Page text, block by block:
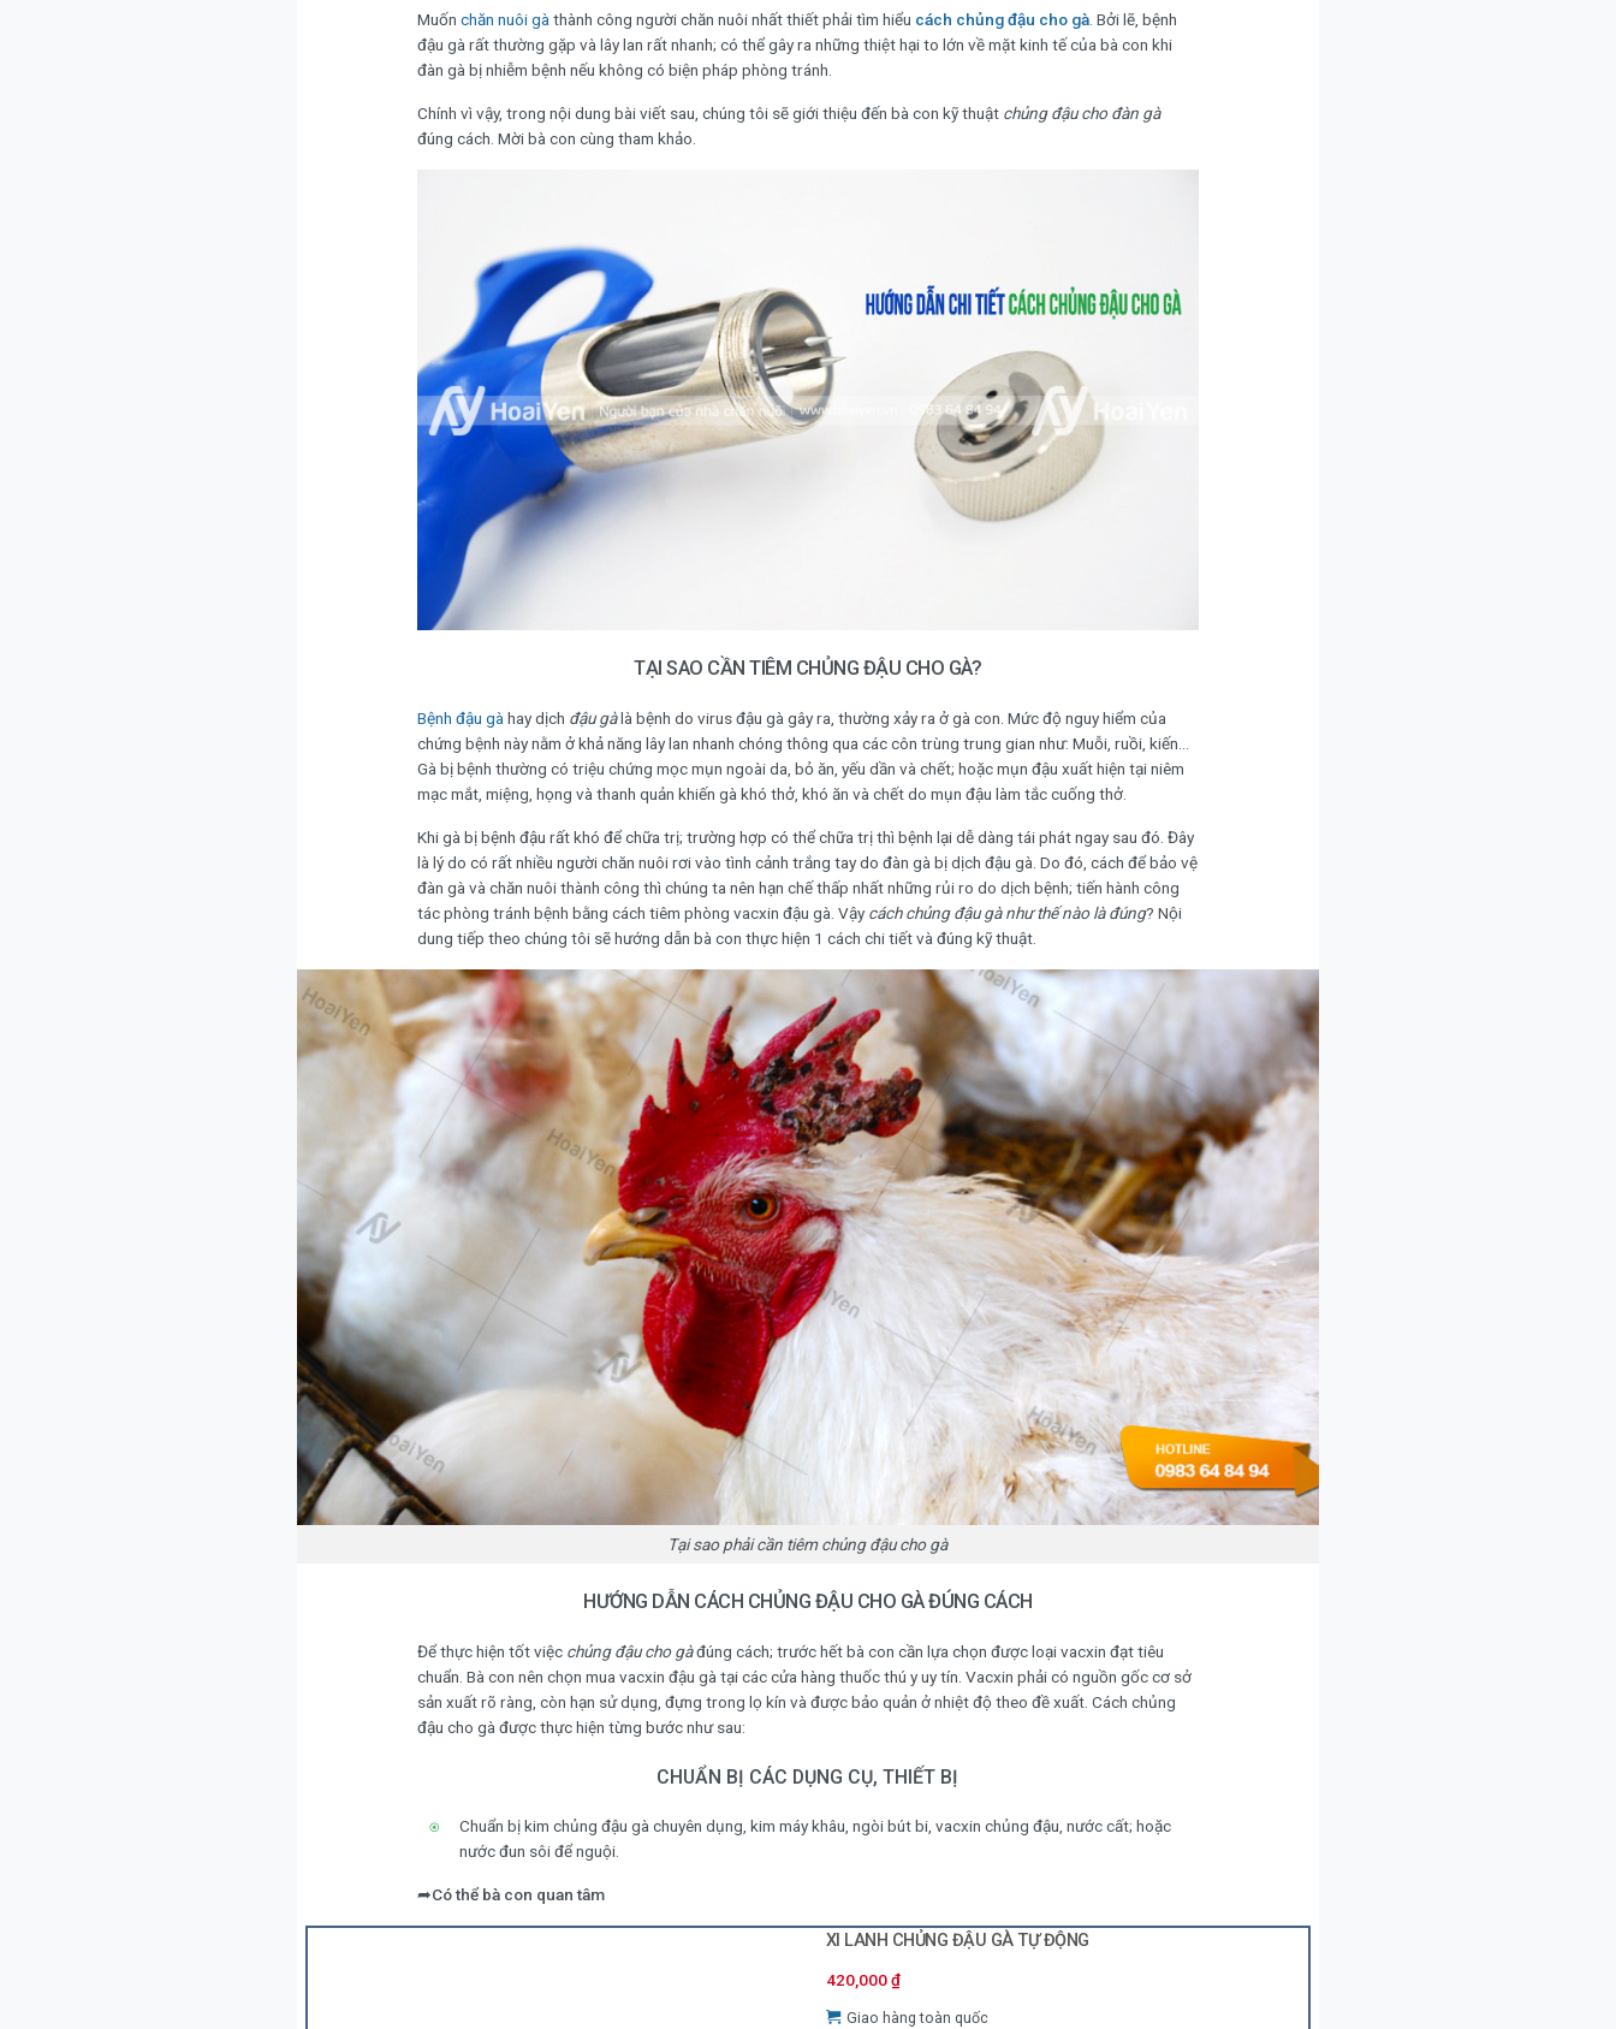
Muốn chăn nuôi gà thành công người chăn nuôi nhất thiết phải tìm hiểu cách chủng đậu cho gà. Bởi lẽ, bệnh
đậu gà rất thường gặp và lây lan rất nhanh; có thể gây ra những thiệt hại to lớn về mặt kinh tế của bà con khi
đàn gà bị nhiễm bệnh nếu không có biện pháp phòng tránh.
Chính vì vậy, trong nội dung bài viết sau, chúng tôi sẽ giới thiệu đến bà con kỹ thuật chủng đậu cho đàn gà
đúng cách. Mời bà con cùng tham khảo.
TẠI SAO CẦN TIÊM CHỦNG ĐẬU CHO GÀ?
Bệnh đậu gà hay dịch đậu gàlà bệnh do virus đậu gà gây ra, thường xảy ra ở gà con. Mức độ nguy hiểm của
chứng bệnh này nằm ở khả năng lây lan nhanh chóng thông qua các côn trùng trung gian như: Muỗi, ruồi, kiến…
Gà bị bệnh thường có triệu chứng mọc mụn ngoài da, bỏ ăn, yếu dần và chết; hoặc mụn đậu xuất hiện tại niêm
mạc mắt, miệng, họng và thanh quản khiến gà khó thở, khó ăn và chết do mụn đậu làm tắc cuống thở.
Khi gà bị bệnh đậu rất khó để chữa trị; trường hợp có thể chữa trị thì bệnh lại dễ dàng tái phát ngay sau đó. Đây
là lý do có rất nhiều người chăn nuôi rơi vào tình cảnh trắng tay do đàn gà bị dịch đậu gà. Do đó, cách để bảo vệ
đàn gà và chăn nuôi thành công thì chúng ta nên hạn chế thấp nhất những rủi ro do dịch bệnh; tiến hành công
tác phòng tránh bệnh bằng cách tiêm phòng vacxin đậu gà. Vậy cách chủng đậu gà như thế nào là đúng? Nội
dung tiếp theo chúng tôi sẽ hướng dẫn bà con thực hiện 1 cách chi tiết và đúng kỹ thuật.
Tại sao phải cần tiêm chủng đậu cho gà
HƯỚNG DẪN CÁCH CHỦNG ĐẬU CHO GÀ ĐÚNG CÁCH
Để thực hiện tốt việc chủng đậu cho gàđúng cách; trước hết bà con cần lựa chọn được loại vacxin đạt tiêu
chuẩn. Bà con nên chọn mua vacxin đậu gà tại các cửa hàng thuốc thú y uy tín. Vacxin phải có nguồn gốc cơ sở
sản xuất rõ ràng, còn hạn sử dụng, đựng trong lọ kín và được bảo quản ở nhiệt độ theo đề xuất. Cách chủng
đậu cho gà được thực hiện từng bước như sau:
CHUẨN BỊ CÁC DỤNG CỤ, THIẾT BỊ
Chuẩn bị kim chủng đậu gà chuyên dụng, kim máy khâu, ngòi bút bi, vacxin chủng đậu, nước cất; hoặc
nước đun sôi để nguội.
➦Có thể bà con quan tâm
XI LANH CHỦNG ĐẬU GÀ TỰ ĐỘNG
420,000₫
Giao hàng toàn quốc